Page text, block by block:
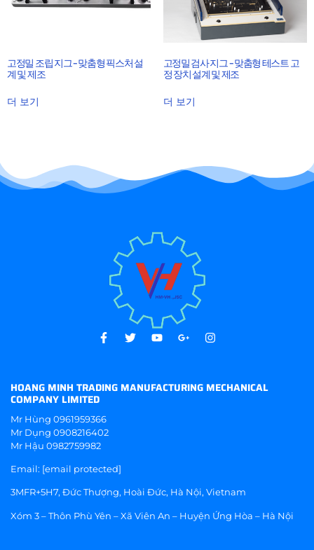
고정밀 조립 지그 – 맞춤형 픽스처 설
계 및 제조
더 보기
고정밀 검사 지그 – 맞춤형 테스트 고
정 장치 설계 및 제조
더 보기
HOANG MINH TRADING MANUFACTURING MECHANICAL
COMPANY LIMITED
Mr Hùng 0961959366
Mr Dụng 0908216402
Mr Hậu 0982759982
Email: [email protected]
3MFR+5H7, Đức Thượng, Hoài Đức, Hà Nội, Vietnam
Xóm 3 – Thôn Phù Yên – Xã Viên An – Huyện Ứng Hòa – Hà Nội